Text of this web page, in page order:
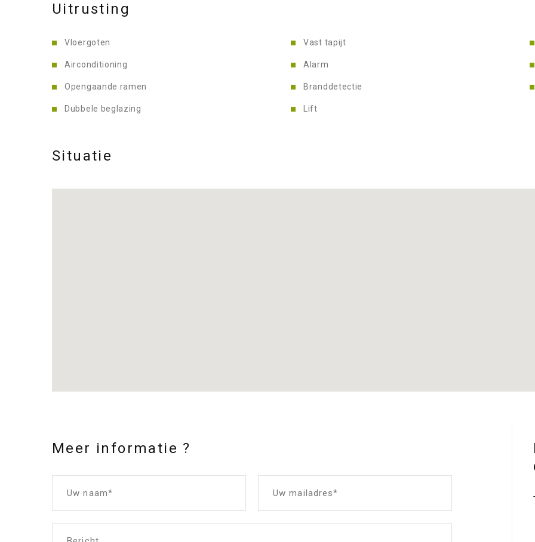
Uitrusting
Vloergoten
Airconditioning
Opengaande ramen
Dubbele beglazing
Vast tapijt
Alarm
Branddetectie
Lift
Situatie
Meer informatie ?
Uw naam* Uw mailadres*